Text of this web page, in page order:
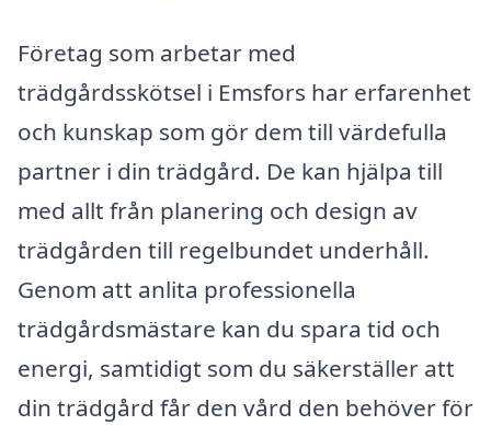
Företag som arbetar med
trädgårdsskötsel i Emsfors har erfarenhet
och kunskap som gör dem till värdefulla
partner i din trädgård. De kan hjälpa till
med allt från planering och design av
trädgården till regelbundet underhåll.
Genom att anlita professionella
trädgårdsmästare kan du spara tid och
energi, samtidigt som du säkerställer att
din trädgård får den vård den behöver för